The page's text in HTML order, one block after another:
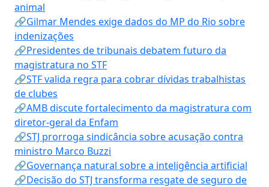
animal
🔗Gilmar Mendes exige dados do MP do Rio sobre
indenizações
🔗Presidentes de tribunais debatem futuro da
magistratura no STF
🔗STF valida regra para cobrar dívidas trabalhistas
de clubes
🔗AMB discute fortalecimento da magistratura com
diretor-geral da Enfam
🔗STJ prorroga sindicância sobre acusação contra
ministro Marco Buzzi
🔗Governança natural sobre a inteligência artificial
🔗Decisão do STJ transforma resgate de seguro de